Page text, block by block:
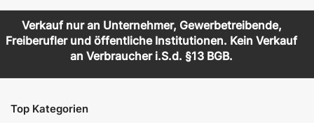
Verkauf nur an Unternehmer, Gewerbetreibende,
Freiberufler und öffentliche Institutionen. Kein Verkauf
an Verbraucher i.S.d. §13 BGB.
Top Kategorien